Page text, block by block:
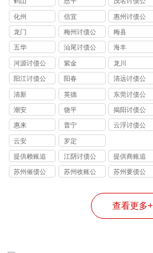
司
化州 信宜
惠州讨债公
司
龙门
梅州讨债公
司
梅县
五华
汕尾讨债公
司
海丰
河源讨债公
司
紫金 龙川
阳江讨债公
司
阳春
清远讨债公
司
清新 英德
东莞讨债公
司
潮安 饶平
揭阳讨债公
司
惠来 普宁
云浮讨债公
云安 罗定
提供赖账追
收
江阴讨债公
司
提供商账追
收
苏州催债公
苏州收账公
苏州要债公
查看更多+